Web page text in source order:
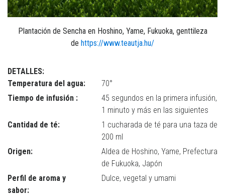
Plantación de Sencha en Hoshino, Yame, Fukuoka, genttileza
de https://www.teautja.hu/
DETALLES:
Temperatura del agua:
70°
Tiempo de infusión :
45 segundos en la primera infusión,
1 minuto y más en las siguientes
Cantidad de té:
1 cucharada de té para una taza de
200 ml
Origen:
Aldea de Hoshino, Yame, Prefectura
de Fukuoka, Japón
Perfil de aroma y
sabor:
Dulce, vegetal y umami